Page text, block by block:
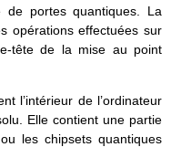
de portes quantiques. La
opérations effectuées sur
tête de la mise au point
l’intérieur de l’ordinateur
Elle contient une partie
les chipsets quantiques